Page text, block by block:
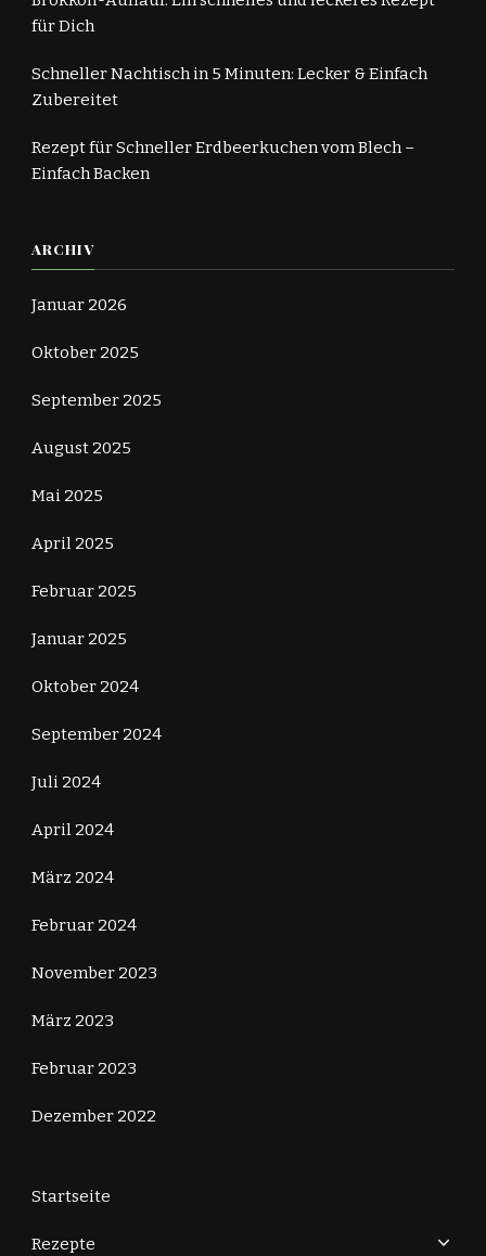
für Dich
Schneller Nachtisch in 5 Minuten: Lecker & Einfach
Zubereitet
Rezept für Schneller Erdbeerkuchen vom Blech –
Einfach Backen
ARCHIV
Januar 2026
Oktober 2025
September 2025
August 2025
Mai 2025
April 2025
Februar 2025
Januar 2025
Oktober 2024
September 2024
Juli 2024
April 2024
März 2024
Februar 2024
November 2023
März 2023
Februar 2023
Dezember 2022
Startseite
Rezepte